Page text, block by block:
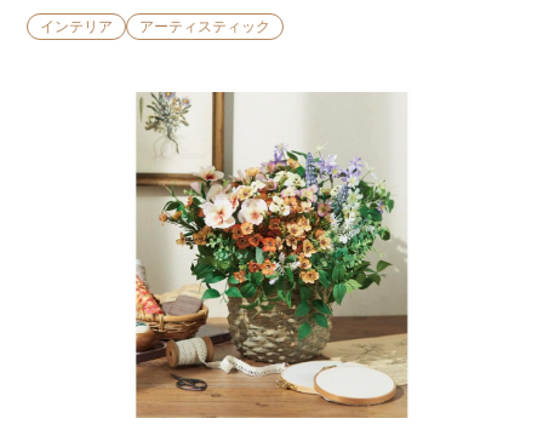
インテリア アーティスティック